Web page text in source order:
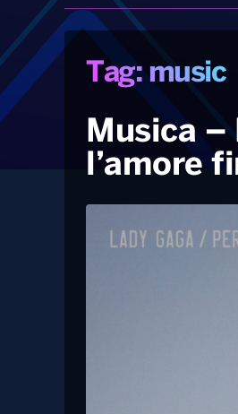
Tag: music
Musica –
l’amore